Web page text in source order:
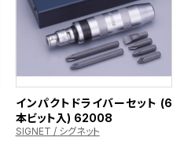
インパクトドライバーセット (6
本ビット入) 62008
SIGNET / シグネット